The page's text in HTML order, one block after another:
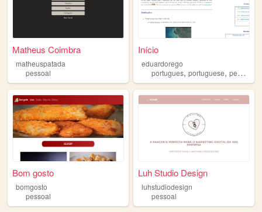
Matheus Coimbra
matheuspatada
pessoal
Início
eduardorego
portugues,portuguese,pessoal
Bom gosto
bomgosto
pessoal
Luh Studio Design
luhstudiodesign
pessoal